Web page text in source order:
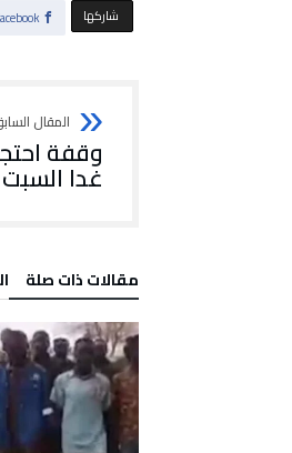
‫‫ شاركها‬
وقفة
غدا السبت
‫مقالات ذات صلة‬